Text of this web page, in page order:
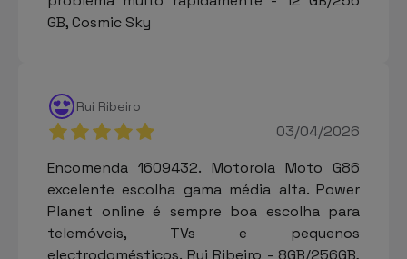
GB, Cosmic Sky
Rui Ribeiro
03/04/2026
Encomenda 1609432. Motorola Moto G86
excelente escolha gama média alta. Power
Planet online é sempre boa escolha para
telemóveis, TVs e pequenos
electrodomésticos. Rui Ribeiro - 8GB/256GB,